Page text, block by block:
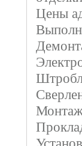
Цeны
Монтаж